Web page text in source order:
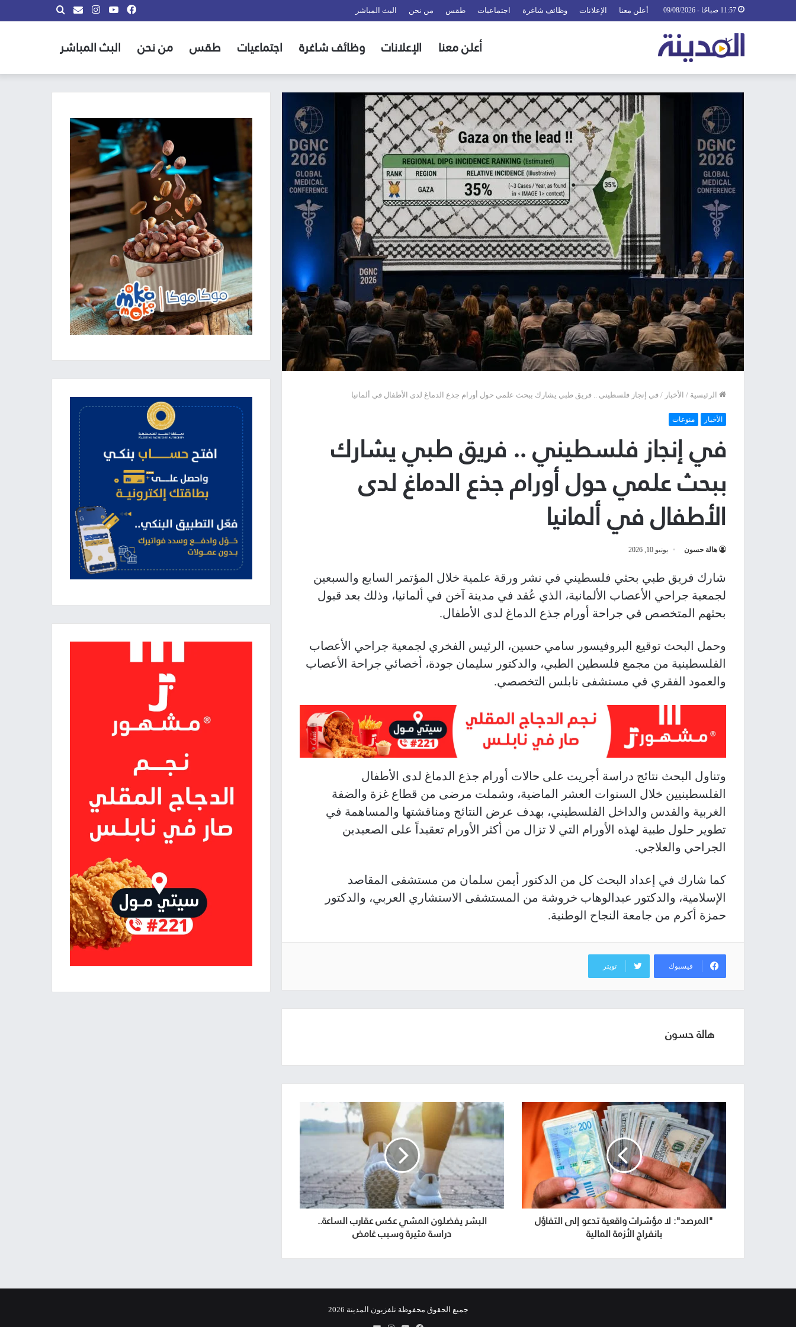
أعلن معنا الإعلانات وظائف شاغرة اجتماعيات طقس من نحن البث المباشر بحث
info@almadina.tvانستقراميوتيوب
فيسبوك
أعلن معنا الإعلانات وظائف شاغرة اجتماعيات طقس من نحن البث المباشر
الرئيسية / الأخبار / في إنجاز فلسطيني .. فريق طبي يشارك ببحث علمي حول أورام جذع الدماغ لدى الأطفال في ألمانيا
الأخبار منوعات
في إنجاز فلسطيني .. فريق طبي يشارك
ببحث علمي حول أورام جذع الدماغ لدى
الأطفال في ألمانيا
هالة حسون يونيو 10, 2026
شارك فريق طبي بحثي فلسطيني في نشر ورقة علمية خلال المؤتمر السابع والسبعين
لجمعية جراحي الأعصاب الألمانية، الذي عُقد في مدينة آخن في ألمانيا، وذلك بعد قبول
بحثهم المتخصص في جراحة أورام جذع الدماغ لدى الأطفال.
وحمل البحث توقيع البروفيسور سامي حسين، الرئيس الفخري لجمعية جراحي الأعصاب
الفلسطينية من مجمع فلسطين الطبي، والدكتور سليمان جودة، أخصائي جراحة الأعصاب
والعمود الفقري في مستشفى نابلس التخصصي.
وتناول البحث نتائج دراسة أجريت على حالات أورام جذع الدماغ لدى الأطفال
الفلسطينيين خلال السنوات العشر الماضية، وشملت مرضى من قطاع غزة والضفة
الغربية والقدس والداخل الفلسطيني، بهدف عرض النتائج ومناقشتها والمساهمة في
تطوير حلول طبية لهذه الأورام التي لا تزال من أكثر الأورام تعقيداً على الصعيدين
الجراحي والعلاجي.
كما شارك في إعداد البحث كل من الدكتور أيمن سلمان من مستشفى المقاصد
الإسلامية، والدكتور عبدالوهاب خروشة من المستشفى الاستشاري العربي، والدكتور
حمزة أكرم من جامعة النجاح الوطنية.
فيسبوك تويتر
هالة حسون
"المرصد": لا مؤشرات واقعية تدعو إلى التفاؤل
بانفراج الأزمة المالية
البشر يفضلون المشي عكس عقارب الساعة..
دراسة مثيرة وسبب غامض
جميع الحقوق محفوظة تلفزيون المدينة 2026